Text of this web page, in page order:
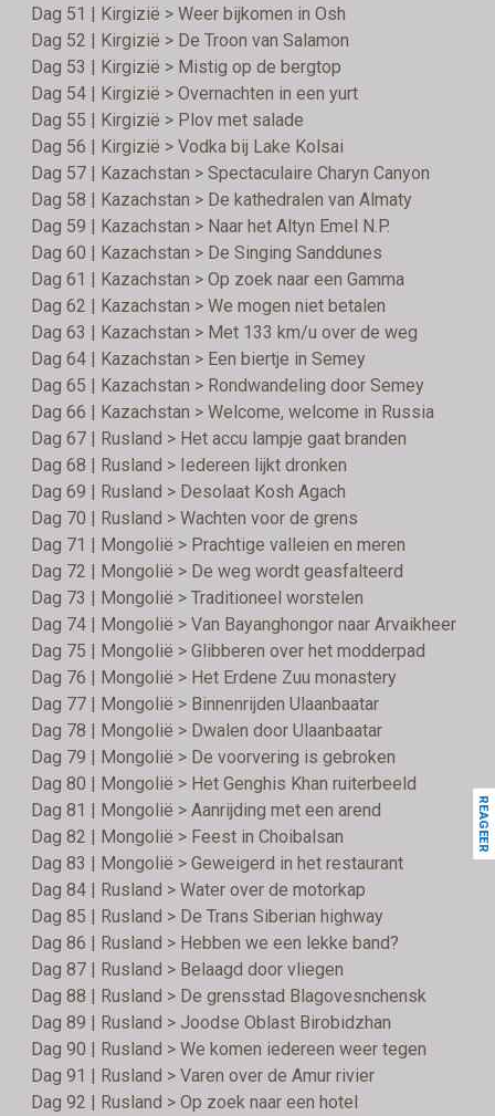
Dag 51 | Kirgizië > Weer bijkomen in Osh
Dag 52 | Kirgizië > De Troon van Salamon
Dag 53 | Kirgizië > Mistig op de bergtop
Dag 54 | Kirgizië > Overnachten in een yurt
Dag 55 | Kirgizië > Plov met salade
Dag 56 | Kirgizië > Vodka bij Lake Kolsai
Dag 57 | Kazachstan > Spectaculaire Charyn Canyon
Dag 58 | Kazachstan > De kathedralen van Almaty
Dag 59 | Kazachstan > Naar het Altyn Emel N.P.
Dag 60 | Kazachstan > De Singing Sanddunes
Dag 61 | Kazachstan > Op zoek naar een Gamma
Dag 62 | Kazachstan > We mogen niet betalen
Dag 63 | Kazachstan > Met 133 km/u over de weg
Dag 64 | Kazachstan > Een biertje in Semey
Dag 65 | Kazachstan > Rondwandeling door Semey
Dag 66 | Kazachstan > Welcome, welcome in Russia
Dag 67 | Rusland > Het accu lampje gaat branden
Dag 68 | Rusland > Iedereen lijkt dronken
Dag 69 | Rusland > Desolaat Kosh Agach
Dag 70 | Rusland > Wachten voor de grens
Dag 71 | Mongolië > Prachtige valleien en meren
Dag 72 | Mongolië > De weg wordt geasfalteerd
Dag 73 | Mongolië > Traditioneel worstelen
Dag 74 | Mongolië > Van Bayanghongor naar Arvaikheer
Dag 75 | Mongolië > Glibberen over het modderpad
Dag 76 | Mongolië > Het Erdene Zuu monastery
Dag 77 | Mongolië > Binnenrijden Ulaanbaatar
Dag 78 | Mongolië > Dwalen door Ulaanbaatar
Dag 79 | Mongolië > De voorvering is gebroken
Dag 80 | Mongolië > Het Genghis Khan ruiterbeeld
Dag 81 | Mongolië > Aanrijding met een arend
Dag 82 | Mongolië > Feest in Choibalsan
Dag 83 | Mongolië > Geweigerd in het restaurant
Dag 84 | Rusland > Water over de motorkap
Dag 85 | Rusland > De Trans Siberian highway
Dag 86 | Rusland > Hebben we een lekke band?
Dag 87 | Rusland > Belaagd door vliegen
Dag 88 | Rusland > De grensstad Blagovesnchensk
Dag 89 | Rusland > Joodse Oblast Birobidzhan
Dag 90 | Rusland > We komen iedereen weer tegen
Dag 91 | Rusland > Varen over de Amur rivier
Dag 92 | Rusland > Op zoek naar een hotel
REAGEER